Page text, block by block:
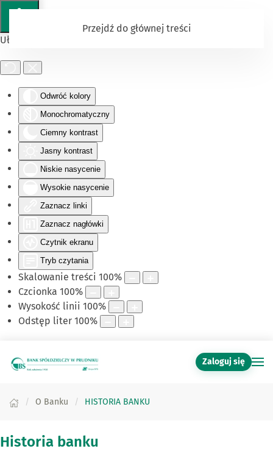
Ułatwienia dostępu
Odwróć kolory
Monochromatyczny
Ciemny kontrast
Jasny kontrast
Niskie nasycenie
Wysokie nasycenie
Zaznacz linki
Zaznacz nagłówki
Czytnik ekranu
Tryb czytania
Skalowanie treści 100%
Czcionka 100%
Wysokość linii 100%
Odstęp liter 100%
Przejdź do głównej treści
Zaloguj się
O Banku HISTORIA BANKU
Historia banku